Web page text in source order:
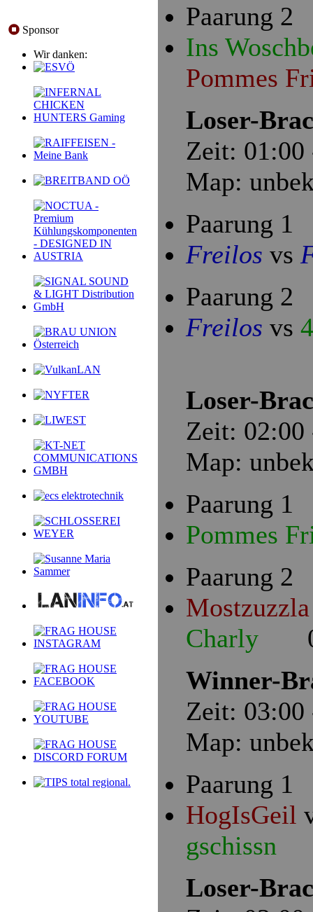
Sponsor
Wir danken:
Paarung 2
Ins
Pommes
Loser-
Zeit: 01:00
Map:
Paarung 1
Freilos vs
Paarung 2
Freilos vs
Loser-
Zeit: 02:00
Map:
Paarung 1
Pommes
Paarung 2
Charly
0
Winner-
Zeit: 03:00
Map:
Paarung 1
HogIsGeil
gschissn
Loser-